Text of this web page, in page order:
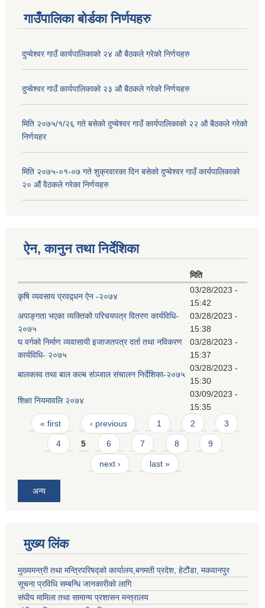
गाउँपालिका बोर्डका निर्णयहरु
दुप्चेश्वर गाउँ कार्यपालिकाको २४ औ बैठकले गरेको निर्णयहरु
दुप्चेश्वर गाउँ कार्यपालिकाको २३ औ बैठकले गरेको निर्णयहरु
मिति २०७५/१/२६ गते बसेको दुप्चेश्वर गाउँ कार्यपालिकाको २२ औ बैठकले गरेको
निर्णयहर
मिति २०७५-०१-०७ गते शुक्रवारका दिन बसेको दुप्चेश्वर गाउँ कार्यपालिकाको
२० औं वैठकले गरेका निर्णयहरु
ऐन, कानुन तथा निर्देशिका
मिति
कृषि व्यवसाय प्रवद्र्धन ऐन -२०७४
03/28/2023 -
15:42
अपाङ्गता भएका व्यक्तिको परिचयपत्र वितरण कार्यविधि-
२०७५
03/28/2023 -
15:38
घ वर्गको निर्माण व्यवासायी इजाजतपत्र दर्ता तथा नविकरण
कार्यविधि- २०७५
03/28/2023 -
15:37
बालक्लव तथा बाल कल्ब संञ्जाल संचालन निर्देशिका-२०७५
03/28/2023 -
15:30
शिक्षा नियमावलि २०७४
03/09/2023 -
15:35
Pages
« first ‹ previous 1 2 3
4 5 6 7 8 9
next › last »
अन्य
मुख्य लिंक
मुख्यमन्त्री तथा मन्त्रिपरिषद्को कार्यालय,बगमती प्रदेश, हेटौंडा, मकवानपुर
सूचना प्रविधि सम्बन्धि जानकारीको लागि
संघीय मामिला तथा सामान्य प्रशासन मन्त्रालय